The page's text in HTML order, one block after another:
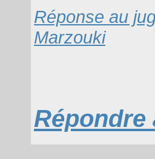
Réponse au
Marzouki
Répondre